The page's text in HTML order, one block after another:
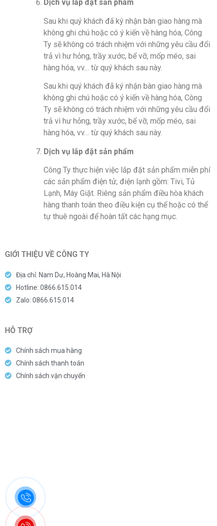
Dịch vụ lắp đặt sản phẩm
Sau khi quý khách đã ký nhận bàn giao hàng mà
không ghi chú hoặc có ý kiến về hàng hóa, Công
Ty sẽ không có trách nhiệm với những yêu cầu đổi
trả vì hư hỏng, trầy xước, bể vỡ, mốp méo, sai
hàng hóa, vv… từ quý khách sau này.
Sau khi quý khách đã ký nhận bàn giao hàng mà
không ghi chú hoặc có ý kiến về hàng hóa, Công
Ty sẽ không có trách nhiệm với những yêu cầu đổi
trả vì hư hỏng, trầy xước, bể vỡ, mốp méo, sai
hàng hóa, vv… từ quý khách sau này.
Dịch vụ lắp đặt sản phẩm
Công Ty thực hiện việc lắp đặt sản phẩm miễn phí
các sản phẩm điện tử, điện lạnh gồm: Tivi, Tủ
Lạnh, Máy Giặt. Riêng sản phẩm điều hòa khách
hàng thanh toán theo điều kiện cụ thể hoặc có thể
tự thuê ngoài để hoàn tất các hạng mục.
GIỚI THIỆU VỀ CÔNG TY
Địa chỉ: Nam Dư, Hoàng Mai, Hà Nội
Hotline: 0866.615.014
Zalo: 0866.615.014
HỖ TRỢ
Chính sách mua hàng
Chính sách thanh toán
Chính sách vận chuyển